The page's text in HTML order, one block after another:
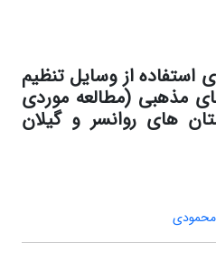
استفاده از وسایل تنظیم
مذهبی (مطالعه موردی
های روانسر و گیلان